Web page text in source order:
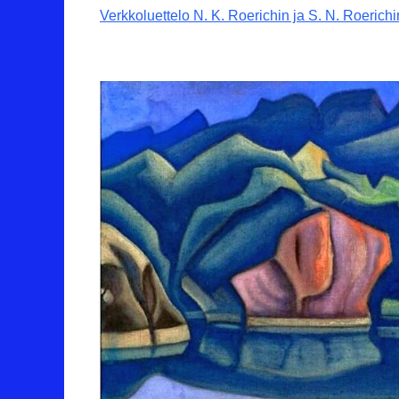
Verkkoluettelo N. K. Roerichin ja S. N.